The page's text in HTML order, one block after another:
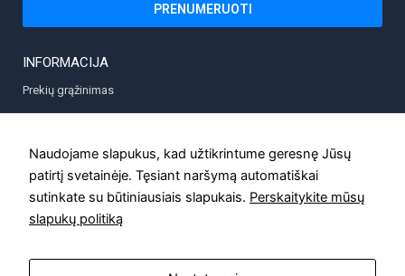
INFORMACIJA
Prekių grąžinimas
Privatumo politika
Taisyklės
Kontaktai
PRENUMERUOTI
Naudojame slapukus, kad užtikrintume geresnę Jūsų
patirtį svetainėje. Tęsiant naršymą automatiškai
sutinkate su būtiniausiais slapukais. Perskaitykite mūsų
slapukų politiką